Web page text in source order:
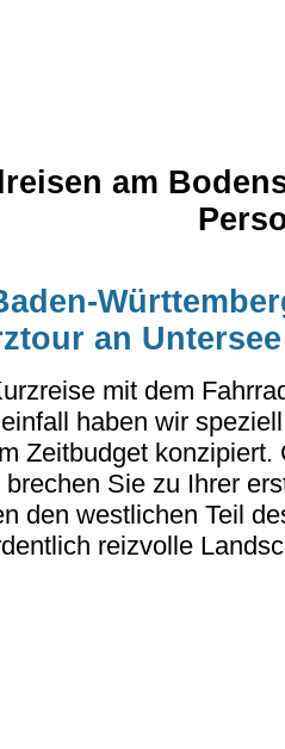
am
an
mit dem
haben wir
Zeitbudget konzipiert.
Sie zu Ihrer
den westlichen Teil
reizvolle